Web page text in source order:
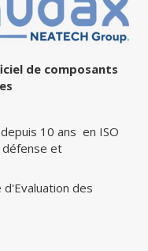
de composants
10 ans en ISO
défense et
d'Evaluation des